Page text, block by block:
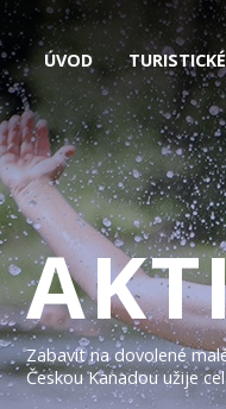
ÚVOD
Zabavit na dovolené
Českou Kanadou užije